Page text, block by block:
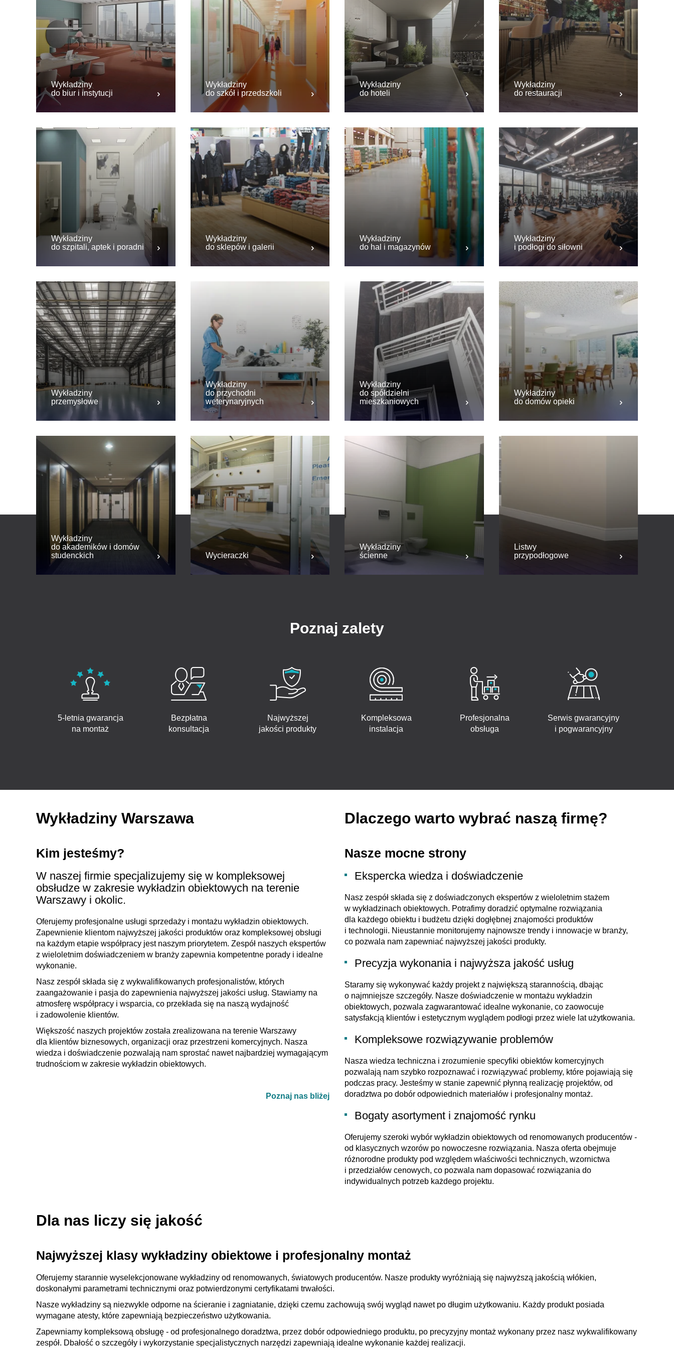
Wykładziny
do biur i instytucji
Wykładziny
do szkół i przedszkoli
Wykładziny
do hoteli
Wykładziny
do restauracji
Wykładziny
do szpitali, aptek i poradni
Wykładziny
do sklepów i galerii
Wykładziny
do hal i magazynów
Wykładziny
i podłogi do siłowni
Wykładziny
przemysłowe
Wykładziny
do przychodni
weterynaryjnych
Wykładziny
do spółdzielni
mieszkaniowych
Wykładziny
do domów opieki
Wykładziny
do akademików i domów
studenckich
Wycieraczki
Wykładziny
ścienne
Listwy
przypodłogowe
Poznaj zalety
5-letnia gwarancja
na montaż
Bezpłatna
konsultacja
Najwyższej
jakości produkty
Kompleksowa
instalacja
Profesjonalna
obsługa
Serwis gwarancyjny
i pogwarancyjny
Wykładziny Warszawa
Kim jesteśmy?
W naszej firmie specjalizujemy się w kompleksowej
obsłudze w zakresie wykładzin obiektowych na terenie
Warszawy i okolic.
Oferujemy profesjonalne usługi sprzedaży i montażu wykładzin obiektowych.
Zapewnienie klientom najwyższej jakości produktów oraz kompleksowej obsługi
na każdym etapie współpracy jest naszym priorytetem. Zespół naszych ekspertów
z wieloletnim doświadczeniem w branży zapewnia kompetentne porady i idealne
wykonanie.
Nasz zespół składa się z wykwalifikowanych profesjonalistów, których
zaangażowanie i pasja do zapewnienia najwyższej jakości usług. Stawiamy na
atmosferę współpracy i wsparcia, co przekłada się na naszą wydajność
i zadowolenie klientów.
Większość naszych projektów została zrealizowana na terenie Warszawy
dla klientów biznesowych, organizacji oraz przestrzeni komercyjnych. Nasza
wiedza i doświadczenie pozwalają nam sprostać nawet najbardziej wymagającym
trudnościom w zakresie wykładzin obiektowych.
Poznaj nas bliżej
Dlaczego warto wybrać naszą firmę?
Nasze mocne strony
Ekspercka wiedza i doświadczenie
Nasz zespół składa się z doświadczonych ekspertów z wieloletnim stażem
w wykładzinach obiektowych. Potrafimy doradzić optymalne rozwiązania
dla każdego obiektu i budżetu dzięki dogłębnej znajomości produktów
i technologii. Nieustannie monitorujemy najnowsze trendy i innowacje w branży,
co pozwala nam zapewniać najwyższej jakości produkty.
Precyzja wykonania i najwyższa jakość usług
Staramy się wykonywać każdy projekt z największą starannością, dbając
o najmniejsze szczegóły. Nasze doświadczenie w montażu wykładzin
obiektowych, pozwala zagwarantować idealne wykonanie, co zaowocuje
satysfakcją klientów i estetycznym wyglądem podłogi przez wiele lat użytkowania.
Kompleksowe rozwiązywanie problemów
Nasza wiedza techniczna i zrozumienie specyfiki obiektów komercyjnych
pozwalają nam szybko rozpoznawać i rozwiązywać problemy, które pojawiają się
podczas pracy. Jesteśmy w stanie zapewnić płynną realizację projektów, od
doradztwa po dobór odpowiednich materiałów i profesjonalny montaż.
Bogaty asortyment i znajomość rynku
Oferujemy szeroki wybór wykładzin obiektowych od renomowanych producentów -
od klasycznych wzorów po nowoczesne rozwiązania. Nasza oferta obejmuje
różnorodne produkty pod względem właściwości technicznych, wzornictwa
i przedziałów cenowych, co pozwala nam dopasować rozwiązania do
indywidualnych potrzeb każdego projektu.
Dla nas liczy się jakość
Najwyższej klasy wykładziny obiektowe i profesjonalny montaż
Oferujemy starannie wyselekcjonowane wykładziny od renomowanych, światowych producentów. Nasze produkty wyróżniają się najwyższą jakością włókien,
doskonałymi parametrami technicznymi oraz potwierdzonymi certyfikatami trwałości.
Nasze wykładziny są niezwykle odporne na ścieranie i zagniatanie, dzięki czemu zachowują swój wygląd nawet po długim użytkowaniu. Każdy produkt posiada
wymagane atesty, które zapewniają bezpieczeństwo użytkowania.
Zapewniamy kompleksową obsługę - od profesjonalnego doradztwa, przez dobór odpowiedniego produktu, po precyzyjny montaż wykonany przez nasz wykwalifikowany
zespół. Dbałość o szczegóły i wykorzystanie specjalistycznych narzędzi zapewniają idealne wykonanie każdej realizacji.